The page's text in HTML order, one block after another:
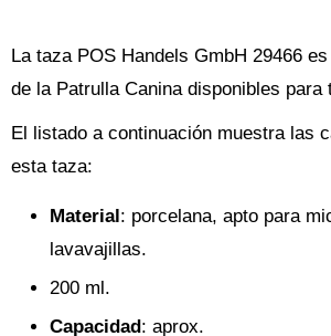
La taza POS Handels GmbH 29466
de la Patrulla Canina disponibles para
El listado a continuación muestra las
esta taza:
Material: porcelana, apto para
lavavajillas.
200 ml.
Capacidad: aprox.